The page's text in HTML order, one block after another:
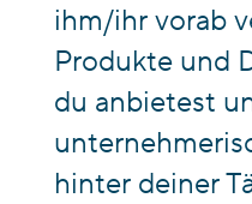
ihm/ihr vorab
Produkte und
du anbietest
hinter deiner